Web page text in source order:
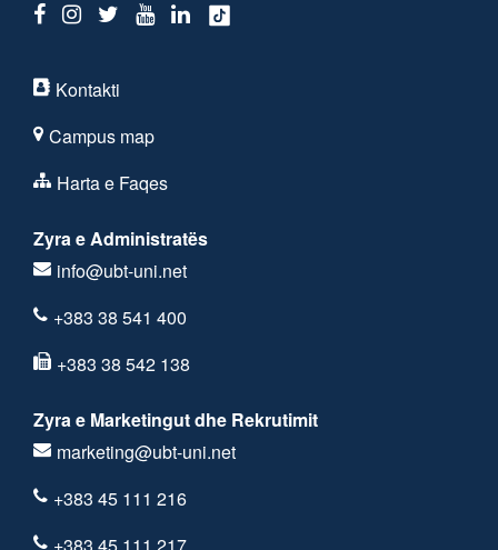
Kontakti
Campus map
Harta e Faqes
Zyra e Administratës
info@ubt-uni.net
+383 38 541 400
+383 38 542 138
Zyra e Marketingut dhe Rekrutimit
marketing@ubt-uni.net
+383 45 111 216